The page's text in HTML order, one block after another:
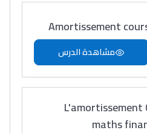
Amortissement
مشاهدة الدرس
maths